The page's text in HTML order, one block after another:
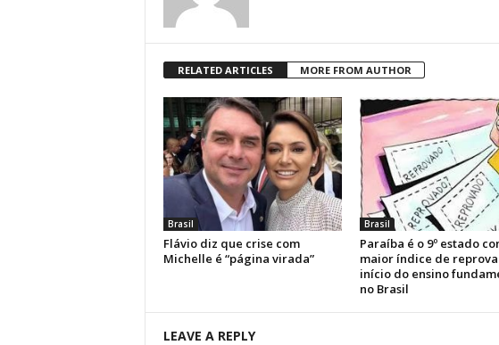
RELATED ARTICLES MORE FROM AUTHOR
Brasil
Flávio diz que crise com
Michelle é “página virada”
Brasil
Paraíba é o 9º estado
maior índice de
início do ensino
no Brasil
LEAVE A REPLY